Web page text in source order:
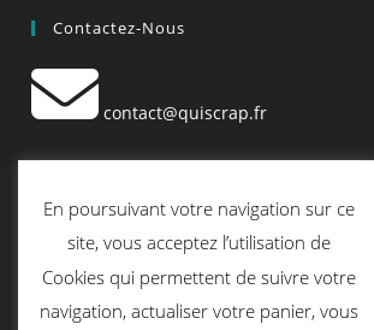
Contactez-Nous
contact@quiscrap.fr
Le Blog
Conditions générales de vente
Mentions légales
En poursuivant votre navigation sur ce
site, vous acceptez l’utilisation de
Cookies qui permettent de suivre votre
navigation, actualiser votre panier, vous